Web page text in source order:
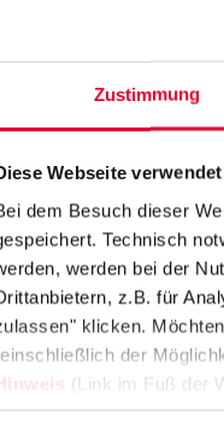
Zustimmung
Webseite
dem Besuch dieser
Technisch
werden bei der
z.B. für
klicken.
der
(Link im Fuß der
Zürich
RINNE